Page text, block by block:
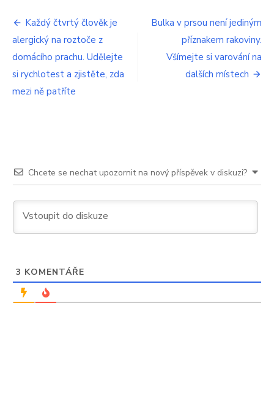
ale
většina
lidí
příznaky
Navigace
pro
příspěvek
Každý čtvrtý člověk je
alergický na roztoče z
domácího prachu. Udělejte
si rychlotest a zjistěte, zda
mezi ně patříte
Bulka v prsou není jediným
příznakem rakoviny.
Všímejte si varování na
dalších místech
Chcete se nechat upozornit na nový příspěvek v diskuzi?
3 KOMENTÁŘE